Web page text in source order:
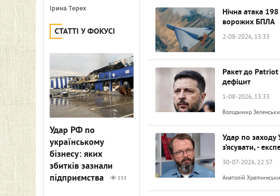
Ірина Терех
СТАТТІ У ФОКУСІ
Удар РФ по
українському
бізнесу: яких
збитків зазнали
підприємства
233
Нічна атака
ворожих БПЛА
2-08-2026, 13:33
Ракет до
дефіцит
1-08-2026, 13:33
Володимир
Удар по заходу
з’ясувати, -
30-07-2026, 22:57
Анатолій